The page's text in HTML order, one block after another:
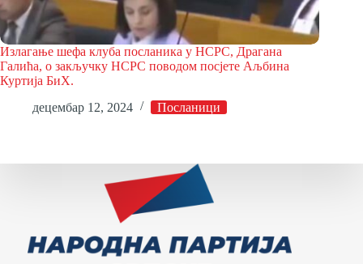
Излагање шефа клуба посланика у НСРС, Драгана
Галића, о закључку НСРС поводом посјете Аљбина
Куртија БиХ.
децембар 12, 2024
Посланици